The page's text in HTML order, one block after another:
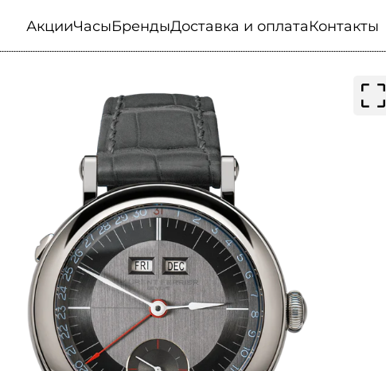
АкцииЧасыБрендыДоставка и оплатаКонтакты